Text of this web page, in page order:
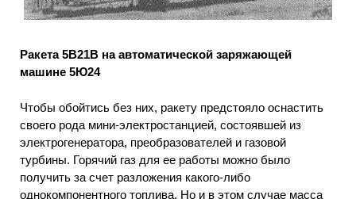
Ракета 5В21В на автоматической заряжающей
машине 5Ю24
Чтобы обойтись без них, ракету предстояло оснастить
своего рода мини-электростанцией, состоявшей из
электрогенератора, преобразователей и газовой
турбины. Горячий газ для ее работы можно было
получить за счет разложения какого-либо
однокомпонентного топлива. Но и в этом случае масса